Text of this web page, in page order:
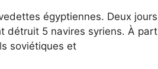
égyptiennes. Deux jours
détruit 5 navires syriens. À part
soviétiques et